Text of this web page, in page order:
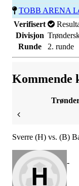
TOBB ARENA
Verifisert
Divisjon
Runde
2. runde
Kommende
Sverre (H) vs. (B)
-